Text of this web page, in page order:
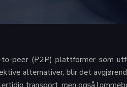
peer (P2P) plattformer som
alternativer, blir det